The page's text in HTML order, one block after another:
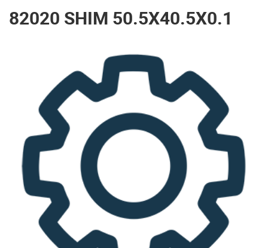
82020 SHIM 50.5X40.5X0.1